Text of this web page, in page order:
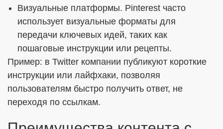
Визуальные платформы. Pinterest часто
использует визуальные форматы для
передачи ключевых идей, таких как
пошаговые инструкции или рецепты.
Пример: в Twitter компании публикуют короткие
инструкции или лайфхаки, позволяя
пользователям быстро получить ответ, не
переходя по ссылкам.